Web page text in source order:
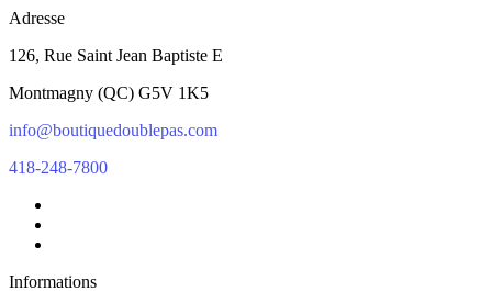
Adresse
126, Rue Saint Jean Baptiste E
Montmagny (QC) G5V 1K5
info@boutiquedoublepas.com
418-248-7800
Informations